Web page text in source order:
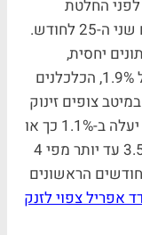
החלטת
הריבית של בנק ישראל שתפורסם ביום שני ה-25 לחודש.
יחסית,
והעמידו את קצב האינפלציה השנתי על 1.9%, הכלכלנים
צופים זינוק
של 1.3% ואילו בלידר חושבים שהמדד יעלה ב-1.1% כך או
כך, מדובר במדד שצפוי להיות גבוה פי 3.5 עד יותר מפי 4
הראשונים
אפריל צפוי לזנק